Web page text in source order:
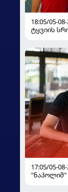
18:05/05-
ტყვიის
17:05/05-
"ნაპოლიმ"